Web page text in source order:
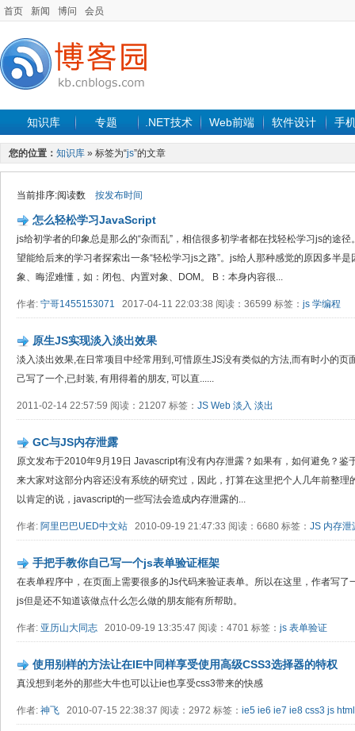
首页 新闻 博问 会员
知识库 专题 .NET技术 Web前端 软件设计 手
您的位置： 知识库 » 标签为“js”的文章
当前排序:阅读数 按发布时间
怎么轻松学习JavaScript
js给初学者的印象总是那么的“杂而乱”，相信很多初学者都在找轻松学习js的途
望能给后来的学习者探索出一条“轻松学习js之路”。js给人那种感觉的原因多半
象、晦涩难懂，如：闭包、内置对象、DOM。 B：本身内容很...
作者: 宁哥1455153071 2017-04-11 22:03:38 阅读：36599 标签： js 学编程
原生JS实现淡入淡出效果
淡入淡出效果,在日常项目中经常用到,可惜原生JS没有类似的方法,而有时小的页
己写了一个,已封装, 有用得着的朋友, 可以直......
2011-02-14 22:57:59 阅读：21207 标签： JS Web 淡入 淡出
GC与JS内存泄露
原文发布于2010年9月19日 Javascript有没有内存泄露？如果有，如何避免？鉴
来大家对这部分内容还没有系统的研究过，因此，打算在这里把个人几年前整理
以肯定的说，javascript的一些写法会造成内存泄露的...
作者: 阿里巴巴UED中文站 2010-09-19 21:47:33 阅读：6680 标签： JS 内存泄
手把手教你自己写一个js表单验证框架
在表单程序中，在页面上需要很多的Js代码来验证表单。所以在这里，作者写
js但是还不知道该做点什么怎么做的朋友能有所帮助。
作者: 亚历山大同志 2010-09-19 13:35:47 阅读：4701 标签： js 表单验证
使用别样的方法让在IE中同样享受使用高级CSS3选择器的特权
真没想到老外的那些大牛也可以让ie也享受css3带来的快感
作者: 神飞 2010-07-15 22:38:37 阅读：2972 标签： ie5 ie6 ie7 ie8 css3 js